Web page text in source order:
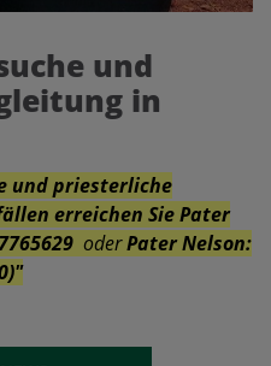
und
in
und priesterliche
erreichen Sie Pater
oderPater Nelson: